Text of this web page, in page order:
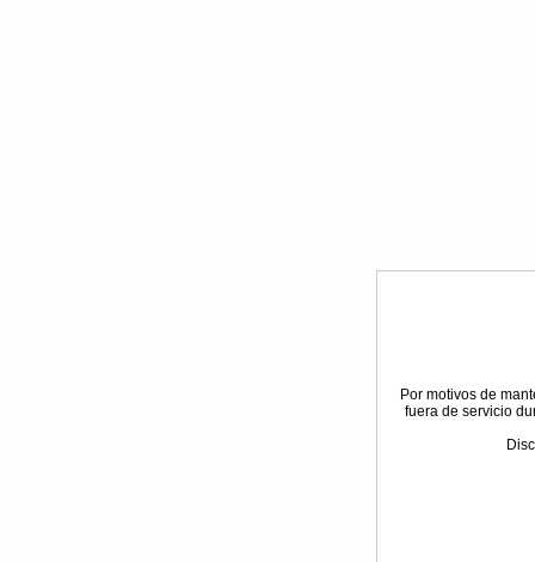
Por motivos de
fuera de servicio